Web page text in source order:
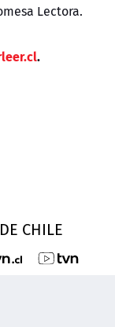
Lectora.
.
CHILE